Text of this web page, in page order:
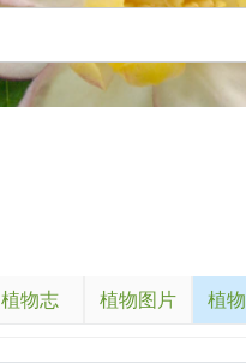
植物志 植物图片 植